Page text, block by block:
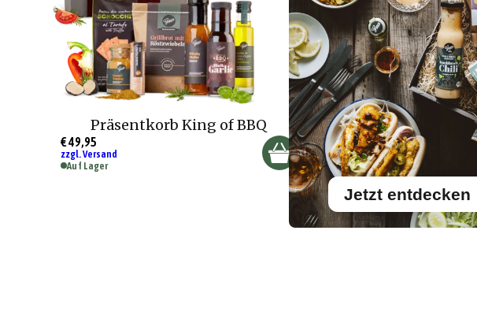
Präsentkorb King of BBQ
€ 49,95
zzgl. Versand
Auf Lager
Jetzt entdecken